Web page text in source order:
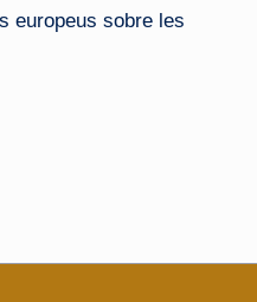
europeus sobre les